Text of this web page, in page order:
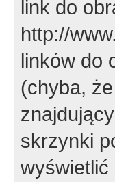
link do
http://
linków do
(chyba,
skrzynki
wyświetlić